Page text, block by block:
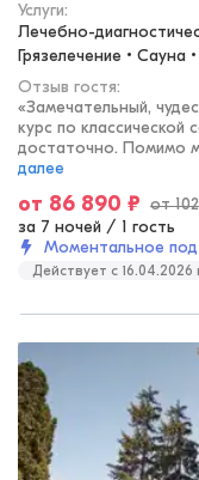
Услуги:
Лечебно-
Грязелечение • Сауна
Отзыв гостя:
«Замечательный,
курс по классической
достаточно. Помимо
далее
от 86 890 ₽ от
за 7 ночей / 1 гость
Моментальное
Действует c 16.04.2026